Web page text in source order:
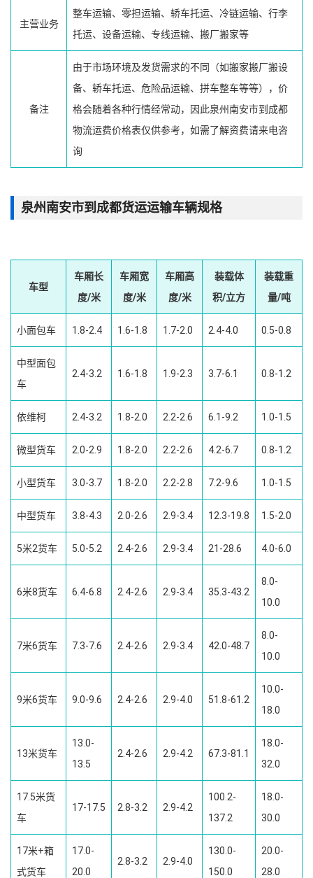
主营业务
整车运输、零担运输、轿车托运、冷链运输、行李
托运、设备运输、专线运输、搬厂搬家等
备注
由于市场环境及发货需求的不同（如搬家搬厂搬设
备、轿车托运、危险品运输、拼车整车等等），价
格会随着各种行情经常动，因此泉州南安市到成都
物流运费价格表仅供参考，如需了解资费请来电咨
询
泉州南安市到成都货运运输车辆规格
车型
车厢长
度/米
车厢宽
度/米
车厢高
度/米
装载体
积/立方
装载重
量/吨
小面包车 1.8-2.4 1.6-1.8 1.7-2.0 2.4-4.0 0.5-0.8
中型面包
车
2.4-3.2 1.6-1.8 1.9-2.3 3.7-6.1 0.8-1.2
依维柯 2.4-3.2 1.8-2.0 2.2-2.6 6.1-9.2 1.0-1.5
微型货车 2.0-2.9 1.8-2.0 2.2-2.6 4.2-6.7 0.8-1.2
小型货车 3.0-3.7 1.8-2.0 2.2-2.8 7.2-9.6 1.0-1.5
中型货车 3.8-4.3 2.0-2.6 2.9-3.4 12.3-19.8 1.5-2.0
5米2货车 5.0-5.2 2.4-2.6 2.9-3.4 21-28.6 4.0-6.0
6米8货车 6.4-6.8 2.4-2.6 2.9-3.4 35.3-43.2
8.0-
10.0
7米6货车 7.3-7.6 2.4-2.6 2.9-3.4 42.0-48.7
8.0-
10.0
9米6货车 9.0-9.6 2.4-2.6 2.9-4.0 51.8-61.2
10.0-
18.0
13米货车
13.0-
13.5
2.4-2.6 2.9-4.2 67.3-81.1
18.0-
32.0
17.5米货
车
17-17.5 2.8-3.2 2.9-4.2
100.2-
137.2
18.0-
30.0
17米+箱
式货车
17.0-
20.0
2.8-3.2 2.9-4.0
130.0-
150.0
20.0-
28.0